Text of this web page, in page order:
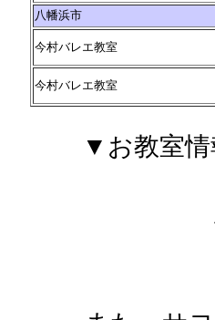
八幡浜市
今村バレエ教室
今村バレエ教室
▼お教室情